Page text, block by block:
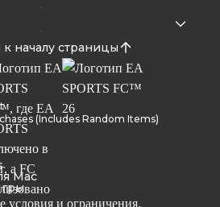
началу страницы
(Includes Random Items)
Mac
условия и ограничения.